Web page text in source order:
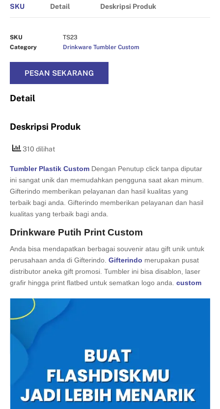
SKU Detail Deskripsi Produk
SKU
TS23
Category
Drinkware Tumbler Custom
PESAN SEKARANG
Detail
Deskripsi Produk
310 dilihat
Tumbler Plastik Custom Dengan Penutup click tanpa diputar
ini sangat unik dan memudahkan pengguna saat akan minum.
Gifterindo memberikan pelayanan dan hasil kualitas yang
terbaik bagi anda. Gifterindo memberikan pelayanan dan hasil
kualitas yang terbaik bagi anda.
Drinkware Putih Print Custom
Anda bisa mendapatkan berbagai souvenir atau gift unik untuk
perusahaan anda di Gifterindo. Gifterindo merupakan pusat
distributor aneka gift promosi. Tumbler ini bisa disablon, laser
grafir hingga print flatbed untuk sematkan logo anda. custom
sebuah laporan di perusahaan anda.
Dapatkan juga harga souvenir perusahaan promo lainnya
dengan harga yang terjangkau seperti pen souvenir, flashdisk,
powerbank dan lain sebagainya